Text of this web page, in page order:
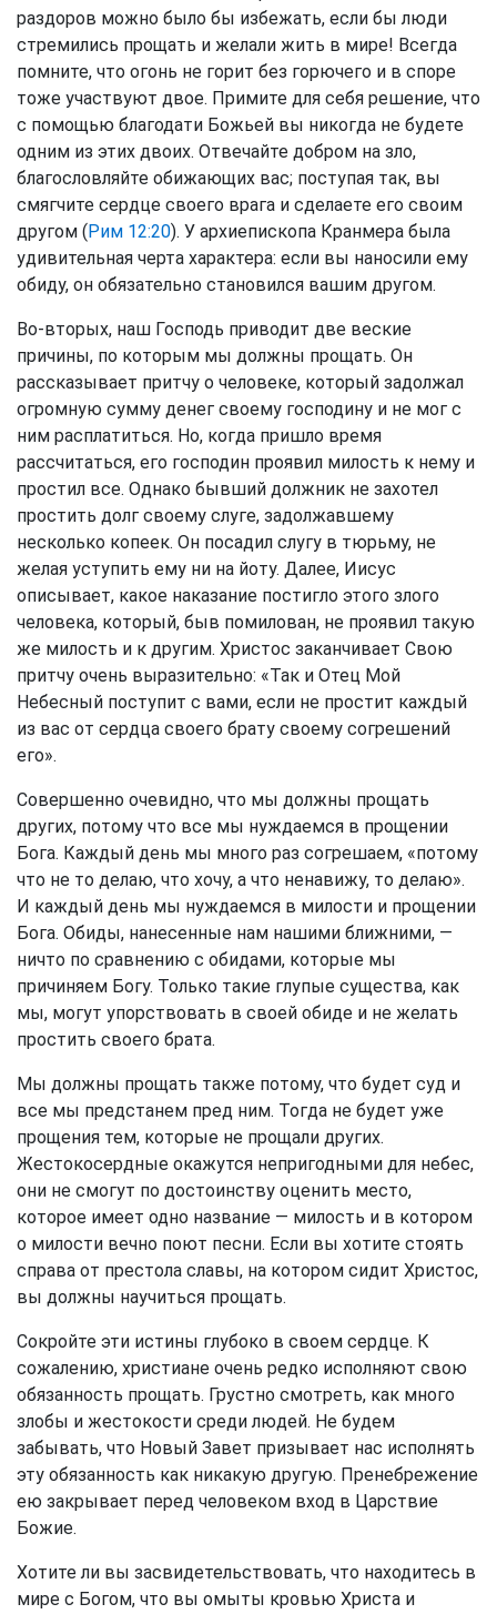
раздоров можно было бы избежать, если бы люди
стремились прощать и желали жить в мире! Всегда
помните, что огонь не горит без горючего и в споре
тоже участвуют двое. Примите для себя решение, что
с помощью благодати Божьей вы никогда не будете
одним из этих двоих. Отвечайте добром на зло,
благословляйте обижающих вас; поступая так, вы
смягчите сердце своего врага и сделаете его своим
другом ( Рим 12:20). У архиепископа Кранмера была
удивительная черта характера: если вы наносили ему
обиду, он обязательно становился вашим другом.
Во-вторых, наш Господь приводит две веские
причины, по которым мы должны прощать. Он
рассказывает притчу о человеке, который задолжал
огромную сумму денег своему господину и не мог с
ним расплатиться. Но, когда пришло время
рассчитаться, его господин проявил милость к нему и
простил все. Однако бывший должник не захотел
простить долг своему слуге, задолжавшему
несколько копеек. Он посадил слугу в тюрьму, не
желая уступить ему ни на йоту. Далее, Иисус
описывает, какое наказание постигло этого злого
человека, который, быв помилован, не проявил такую
же милость и к другим. Христос заканчивает Свою
притчу очень выразительно: «Так и Отец Мой
Небесный поступит с вами, если не простит каждый
из вас от сердца своего брату своему согрешений
его».
Совершенно очевидно, что мы должны прощать
других, потому что все мы нуждаемся в прощении
Бога. Каждый день мы много раз согрешаем, «потому
что не то делаю, что хочу, а что ненавижу, то делаю».
И каждый день мы нуждаемся в милости и прощении
Бога. Обиды, нанесенные нам нашими ближними, —
ничто по сравнению с обидами, которые мы
причиняем Богу. Только такие глупые существа, как
мы, могут упорствовать в своей обиде и не желать
простить своего брата.
Мы должны прощать также потому, что будет суд и
все мы предстанем пред ним. Тогда не будет уже
прощения тем, которые не прощали других.
Жестокосердные окажутся непригодными для небес,
они не смогут по достоинству оценить место,
которое имеет одно название — милость и в котором
о милости вечно поют песни. Если вы хотите стоять
справа от престола славы, на котором сидит Христос,
вы должны научиться прощать.
Сокройте эти истины глубоко в своем сердце. К
сожалению, христиане очень редко исполняют свою
обязанность прощать. Грустно смотреть, как много
злобы и жестокости среди людей. Не будем
забывать, что Новый Завет призывает нас исполнять
эту обязанность как никакую другую. Пренебрежение
ею закрывает перед человеком вход в Царствие
Божие.
Хотите ли вы засвидетельствовать, что находитесь в
мире с Богом, что вы омыты кровью Христа и